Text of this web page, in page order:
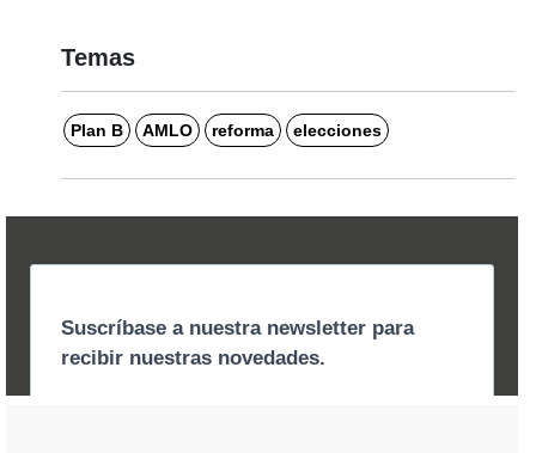
Temas
Plan B AMLO reforma elecciones